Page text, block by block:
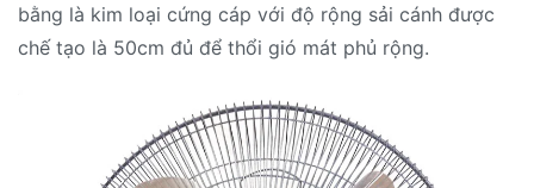
bằng là kim loại cứng cáp với độ rộng sải cánh được
chế tạo là 50cm đủ để thổi gió mát phủ rộng.